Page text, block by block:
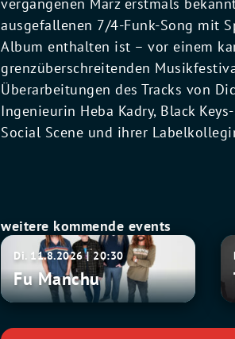
ausgefallenen 7/4-Funk-Song mit
Album enthalten ist – vor einem
grenzüberschreitenden
Überarbeitungen des Tracks von
Ingenieurin Heba Kadry, Black
Social Scene und ihrer
weitere kommende events
Fu
Manchu
Di. 11.8.2026 | 20:30
Fu Manchu